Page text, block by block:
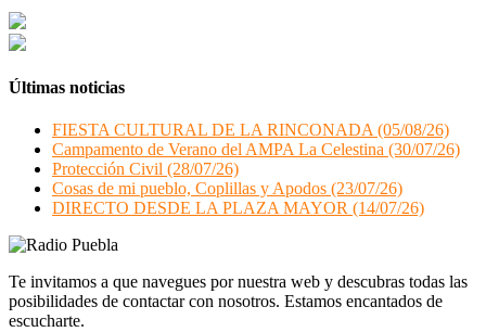
Últimas noticias
FIESTA CULTURAL DE LA RINCONADA (05/08/26)
Campamento de Verano del AMPA La Celestina (30/07/26)
Protección Civil (28/07/26)
Cosas de mi pueblo, Coplillas y Apodos (23/07/26)
DIRECTO DESDE LA PLAZA MAYOR (14/07/26)
Te invitamos a que navegues por nuestra web y descubras todas las
posibilidades de contactar con nosotros. Estamos encantados de
escucharte.